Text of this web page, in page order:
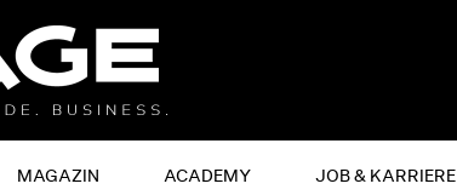
MAGAZIN ACADEMY JOB & KARRIERE